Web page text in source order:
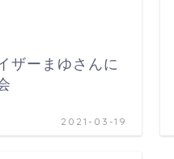
ザーまゆさんに
2021-03-19